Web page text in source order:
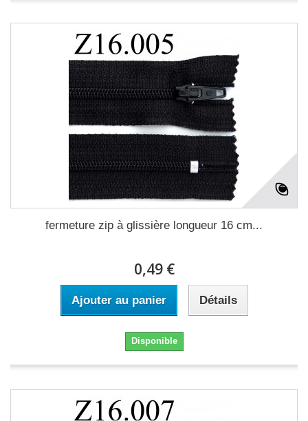
fermeture zip à glissière longueur 16 cm...
0,49 €
Ajouter au panier Détails
Disponible